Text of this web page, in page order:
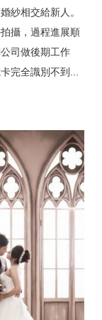
紗相交給新人。
攝，過程進展順
司做後期工作
完全識別不到...